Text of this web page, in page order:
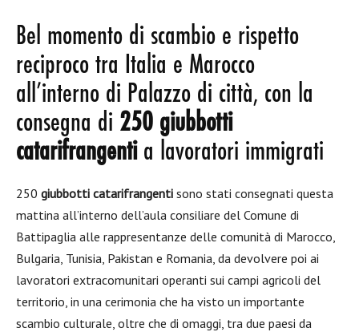
Bel momento di scambio e rispetto
reciproco tra Italia e Marocco
all’interno di Palazzo di città, con la
consegna di 250 giubbotti
catarifrangentia lavoratori immigrati
250 giubbotti catarifrangenti sono stati consegnati questa
mattina all’interno dell’aula consiliare del Comune di
Battipaglia alle rappresentanze delle comunità di Marocco,
Bulgaria, Tunisia, Pakistan e Romania, da devolvere poi ai
lavoratori extracomunitari operanti sui campi agricoli del
territorio, in una cerimonia che ha visto un importante
scambio culturale, oltre che di omaggi, tra due paesi da